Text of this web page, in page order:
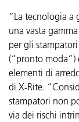
“La tecnologia a
una vasta
per gli
(“pronto moda”)
elementi di
di X‑Rite.
stampatori non
via dei rischi